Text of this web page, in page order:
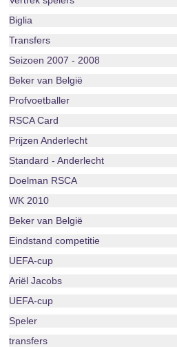
Biglia
Transfers
Seizoen 2007 - 2008
Beker van België
Profvoetballer
RSCA Card
Prijzen Anderlecht
Standard - Anderlecht
Doelman RSCA
WK 2010
Beker van België
Eindstand competitie
UEFA-cup
Ariël Jacobs
UEFA-cup
Speler
transfers